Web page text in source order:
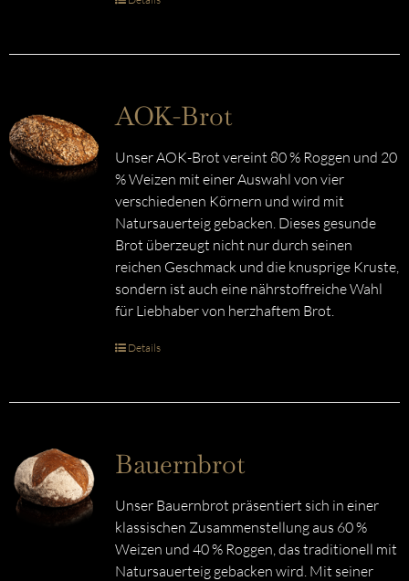
AOK-Brot
Unser AOK-Brot vereint 80 % Roggen und 20
% Weizen mit einer Auswahl von vier
verschiedenen Körnern und wird mit
Natursauerteig gebacken. Dieses gesunde
Brot überzeugt nicht nur durch seinen
reichen Geschmack und die knusprige Kruste,
sondern ist auch eine nährstoffreiche Wahl
für Liebhaber von herzhaftem Brot.
Details
Bauernbrot
Unser Bauernbrot präsentiert sich in einer
klassischen Zusammenstellung aus 60 %
Weizen und 40 % Roggen, das traditionell mit
Natursauerteig gebacken wird. Mit seiner